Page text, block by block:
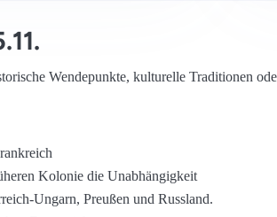
Wendepunkte, kulturelle Traditionen
Kolonie die Unabhängigkeit
Ungarn, Preußen und Russland.